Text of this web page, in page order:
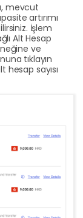
mevcut
artırımı
İşlem
Alt Hesap
ve
tıklayın
sayısı